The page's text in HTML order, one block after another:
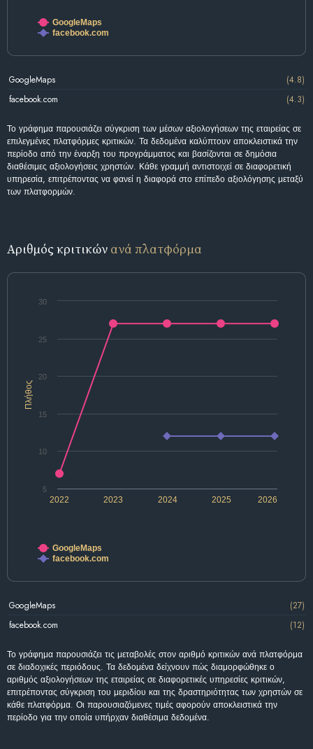
GoogleMaps
facebook.com
GoogleMaps
(4.8)
facebook.com
(4.3)
Το γράφημα παρουσιάζει σύγκριση των μέσων αξιολογήσεων της εταιρείας σε
επιλεγμένες πλατφόρμες κριτικών. Τα δεδομένα καλύπτουν αποκλειστικά την
περίοδο από την έναρξη του προγράμματος και βασίζονται σε δημόσια
διαθέσιμες αξιολογήσεις χρηστών. Κάθε γραμμή αντιστοιχεί σε διαφορετική
υπηρεσία, επιτρέποντας να φανεί η διαφορά στο επίπεδο αξιολόγησης μεταξύ
των πλατφορμών.
Αριθμός κριτικών ανά πλατφόρμα
Πλήθος
2022 2024 2026
2023 2025
5
10
15
20
25
30
GoogleMaps
facebook.com
GoogleMaps
(27)
facebook.com
(12)
Το γράφημα παρουσιάζει τις μεταβολές στον αριθμό κριτικών ανά πλατφόρμα
σε διαδοχικές περιόδους. Τα δεδομένα δείχνουν πώς διαμορφώθηκε ο
αριθμός αξιολογήσεων της εταιρείας σε διαφορετικές υπηρεσίες κριτικών,
επιτρέποντας σύγκριση του μεριδίου και της δραστηριότητας των χρηστών σε
κάθε πλατφόρμα. Οι παρουσιαζόμενες τιμές αφορούν αποκλειστικά την
περίοδο για την οποία υπήρχαν διαθέσιμα δεδομένα.